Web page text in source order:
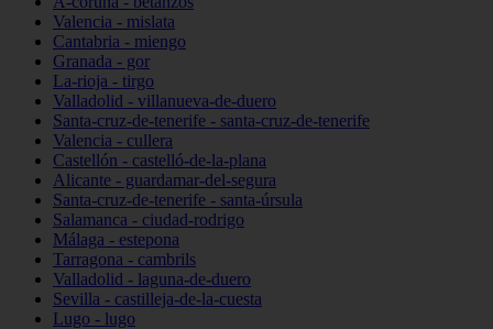
Valencia - mislata
Cantabria - miengo
Granada - gor
La-rioja - tirgo
Valladolid - villanueva-de-duero
Santa-cruz-de-tenerife - santa-cruz-de-tenerife
Valencia - cullera
Castellón - castelló-de-la-plana
Alicante - guardamar-del-segura
Santa-cruz-de-tenerife - santa-úrsula
Salamanca - ciudad-rodrigo
Málaga - estepona
Tarragona - cambrils
Valladolid - laguna-de-duero
Sevilla - castilleja-de-la-cuesta
Lugo - lugo